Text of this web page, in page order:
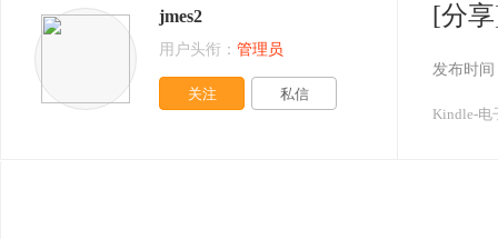
» ›
[分
发布时间
Kindle-电
jmes2
用户头衔： 管理员
关注 私信